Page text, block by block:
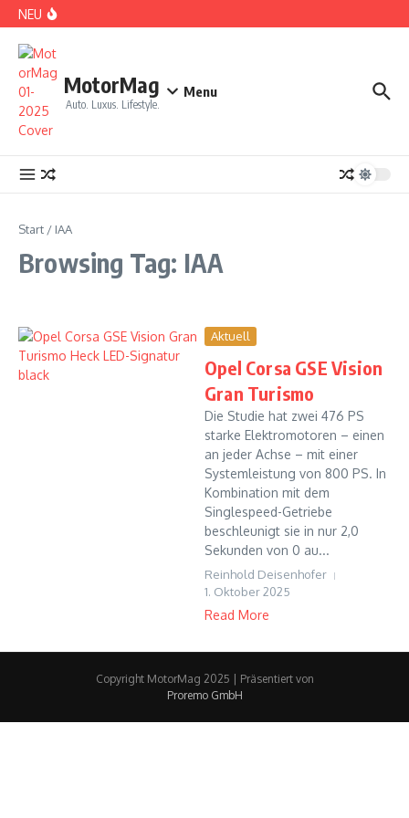
Zum Inhalt springen
NEU
CDE 2026: High Class Event in München
MotorMag
Auto. Luxus. Lifestyle.
Menu
Start / IAA
Browsing Tag: IAA
Aktuell
Opel Corsa GSE Vision
Gran Turismo
Die Studie hat zwei 476 PS
starke Elektromotoren – einen
an jeder Achse – mit einer
Systemleistung von 800 PS. In
Kombination mit dem
Singlespeed-Getriebe
beschleunigt sie in nur 2,0
Sekunden von 0 au...
Reinhold Deisenhofer
1. Oktober 2025
Read More
Copyright MotorMag 2025 | Präsentiert von
Proremo GmbH